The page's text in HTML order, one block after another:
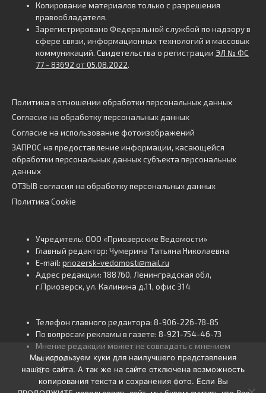
Копирование материалов только с разрешения
правообладателя.
Зарегистрировано Федеральной службой по надзору в
сфере связи, информационных технологий и массовых
коммуникаций. Свидетельства о регистрации ЭЛ № ФС
77 - 83692 от 05.08.2022.
Политика в отношении обработки персональных данных
Согласие на обработку персональных данных
Согласие на использование фотоизображений
ЗАПРОС на предоставление информации, касающейся
обработки персональных данных субъекта персональных
данных
ОТЗЫВ согласия на обработку персональных данных
Политика Cookie
Учредитель: ООО «Приозерские Ведомости»
Главный редактор: Чумерина Татьяна Николаевна
E-mail: priozersk-vedomosti@mail.ru
Адрес редакции: 188760, Ленинградская обл,
г.Приозерск, ул. Калинина д.11, офис 314
Телефон главного редактора: 8-906-226-78-85
По вопросам рекламы в газете: 8-921-754-46-73
Мнение редакции может не совпадать с мнением
авторов.
16+
Мы используем куки для наилучшего представления
нашего сайта. А так же на сайте отключена возможность
копирования текста и сохранения фото. Если Вы